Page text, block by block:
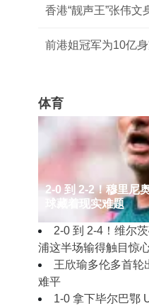
香港“靓声王”张伟文
前港姐冠军为10亿
体育
2‑0 到 2‑2！穆里尼
球藏着现实难题
2‑0 到 2‑4！维尔
浦这半场输得触目惊
王欣瑜多伦多首轮
难平
1‑0 拿下毕尔巴鄂